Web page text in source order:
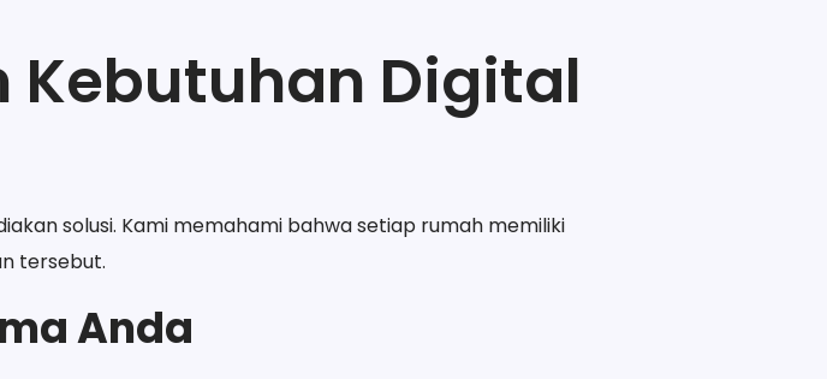
Digital
solusi. Kami memahami bahwa setiap rumah memiliki
tersebut.
Anda